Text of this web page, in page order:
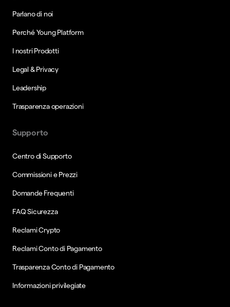
Parlano di noi
Perché Young Platform
I nostri Prodotti
Legal & Privacy
Leadership
Trasparenza operazioni
Supporto
Centro di Supporto
Commissioni e Prezzi
Domande Frequenti
FAQ Sicurezza
Reclami Crypto
Reclami Conto di Pagamento
Trasparenza Conto di Pagamento
Informazioni privilegiate